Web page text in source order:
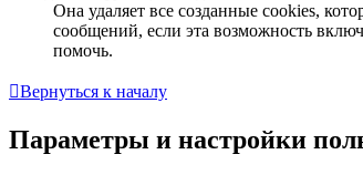
Она удаляет все созданные cookies,
сообщений, если эта возможность
помочь.
Вернуться к началу
Параметры и настройки